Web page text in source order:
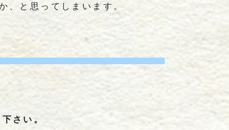
、と思ってしまいます。
さい。